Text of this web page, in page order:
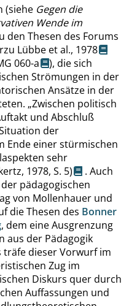
(siehe Gegen die
Wende im
den Thesen des Forums
Lübbe et al., 1978
060-a
), die sich
Strömungen in der
Ansätze in der
„Zwischen politisch
und Abschluß
der
Ende einer stürmischen
sehr
1978, S. 5)
. Auch
pädagogischen
von Mollenhauer und
die Thesen des Bonner
, dem eine Ausgrenzung
aus der Pädagogik
träfe dieser Vorwurf im
Zug im
Diskurs quer durch
Auffassungen und